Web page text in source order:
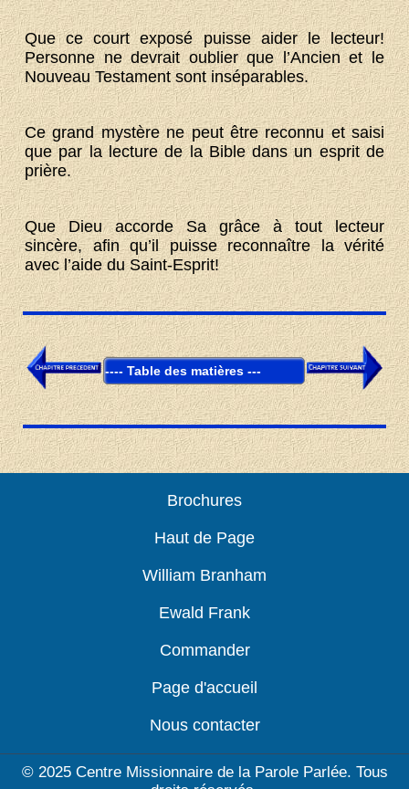
Que ce court exposé puisse aider le lecteur!
Personne ne devrait oublier que l’Ancien et le
Nouveau Testament sont inséparables.
Ce grand mystère ne peut être reconnu et saisi
que par la lecture de la Bible dans un esprit de
prière.
Que Dieu accorde Sa grâce à tout lecteur
sincère, afin qu’il puisse reconnaître la vérité
avec l’aide du Saint-Esprit!
Brochures
Haut de Page
William Branham
Ewald Frank
Commander
Page d'accueil
Nous contacter
© 2025 Centre Missionnaire de la Parole Parlée. Tous